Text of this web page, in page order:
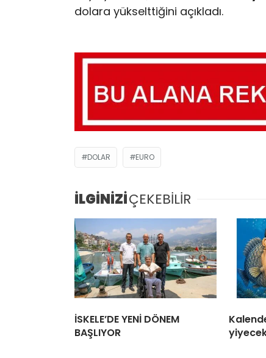
dolara yükselttiğini açıkladı.
DOLAR EURO
İLGİNİZİÇEKEBİLİR
İSKELE’DE YENİ DÖNEM
BAŞLIYOR